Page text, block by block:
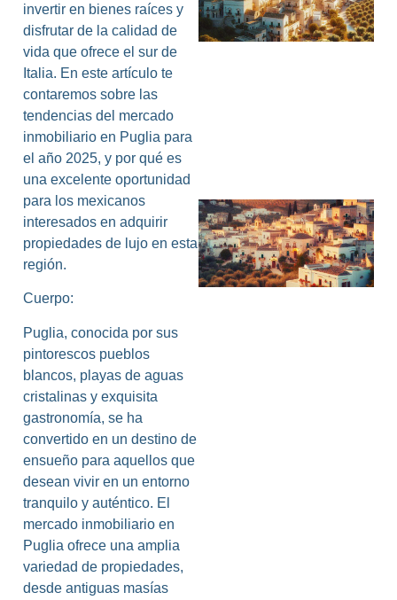
invertir en bienes raíces y
disfrutar de la calidad de
vida que ofrece el sur de
Italia. En este artículo te
contaremos sobre las
tendencias del mercado
inmobiliario en Puglia para
el año 2025, y por qué es
una excelente oportunidad
para los mexicanos
interesados en adquirir
propiedades de lujo en esta
región.
Cuerpo:
Puglia, conocida por sus
pintorescos pueblos
blancos, playas de aguas
cristalinas y exquisita
gastronomía, se ha
convertido en un destino de
ensueño para aquellos que
desean vivir en un entorno
tranquilo y auténtico. El
mercado inmobiliario en
Puglia ofrece una amplia
variedad de propiedades,
desde antiguas masías